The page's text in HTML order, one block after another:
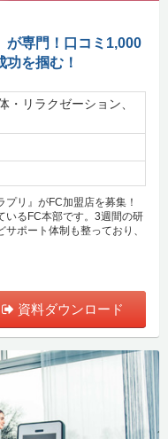
が専門！口コミ1,000
を掴む！
・リラクゼーション、
リ』がFC加盟店を募集！
いるFC本部です。3週間の研
ポート体制も整っており、
資料ダウンロード